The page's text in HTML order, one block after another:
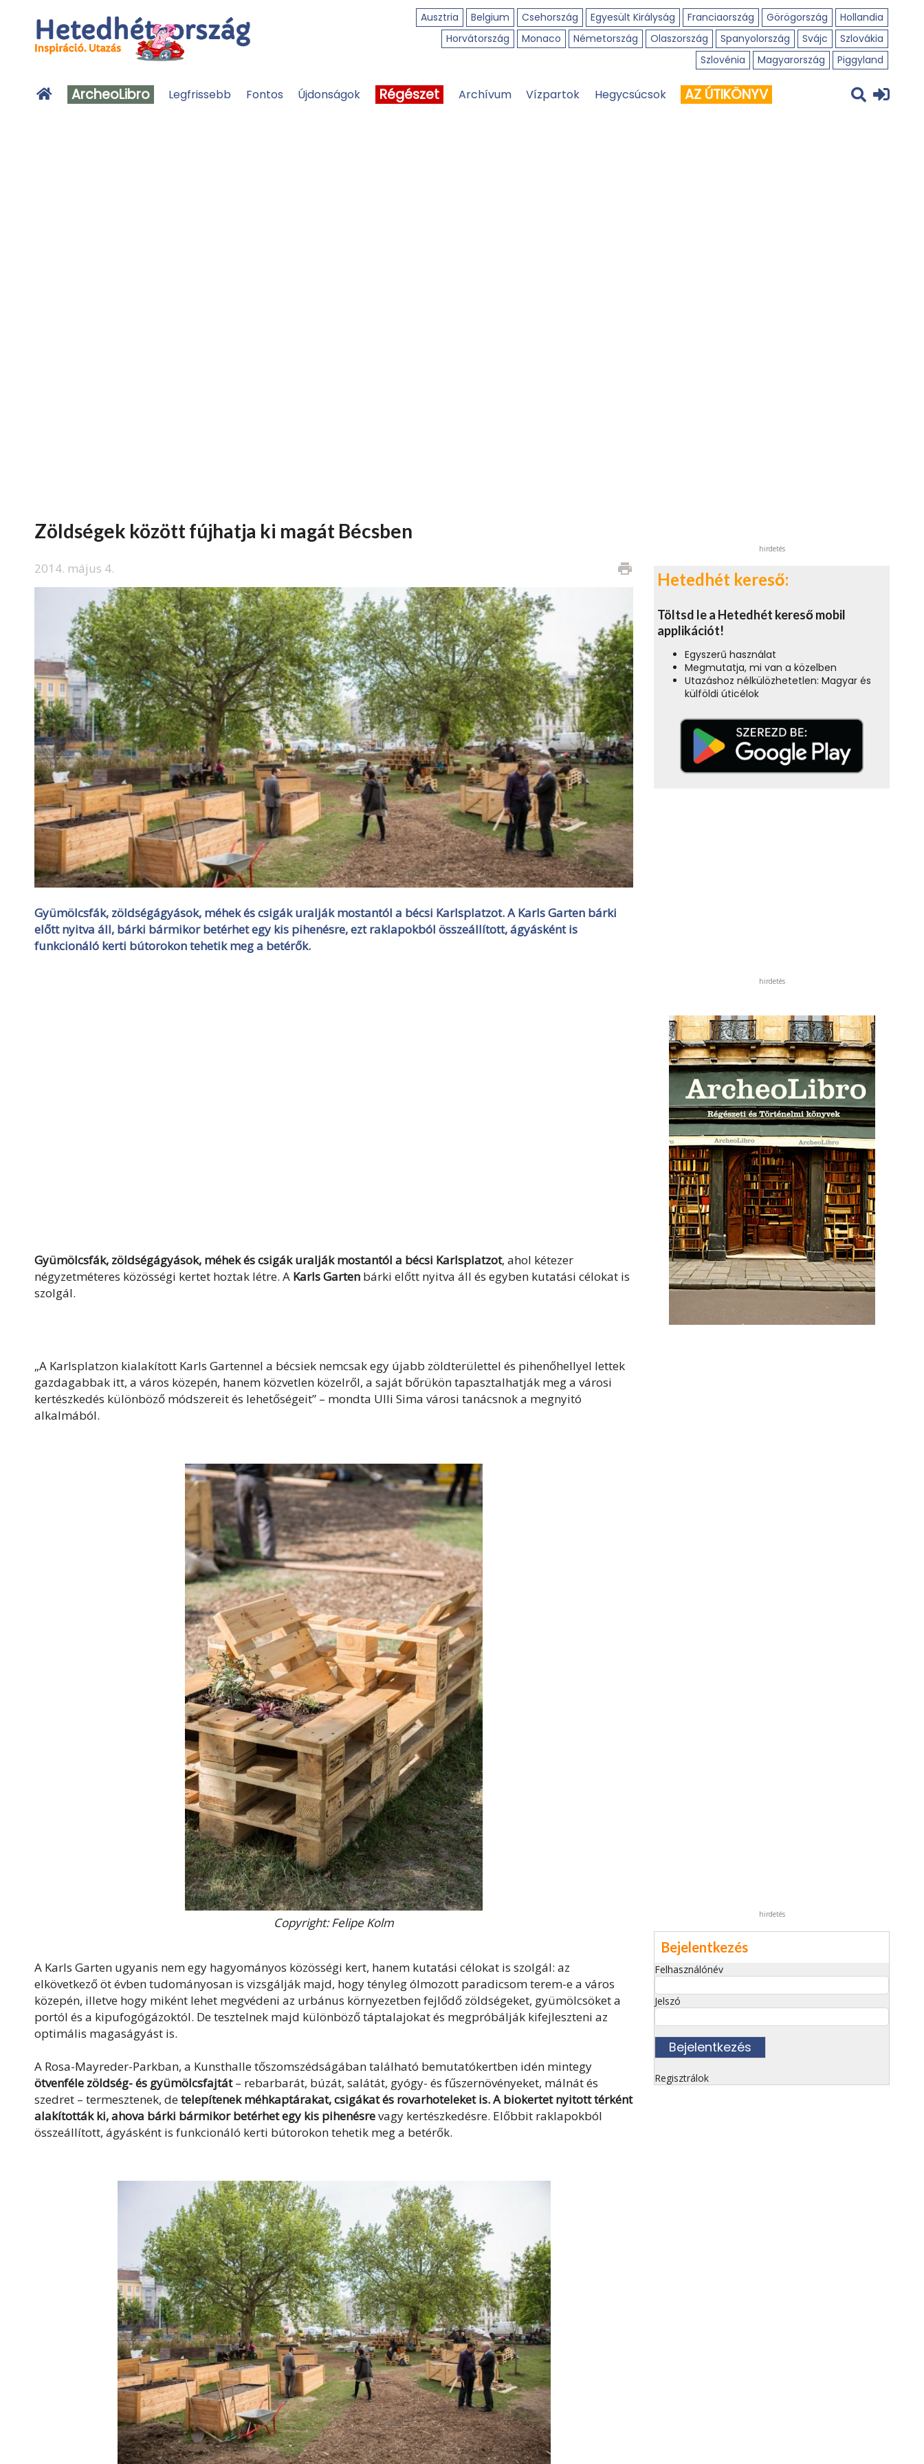
Ausztria Belgium Csehország Egyesült Királyság Franciaország Görögország
Hollandia
Horvátország
Monaco Németország Olaszország Spanyolország Svájc
Szlovákia
Szlovénia
Magyarország Piggyland
ArcheoLibro Legfrissebb Fontos Újdonságok Régészet Archívum Vízpartok Hegycsúcsok AZ ÚTIKÖNYV
Zöldségek között fújhatja ki magát Bécsben
2014. május 4. print
Gyümölcsfák, zöldségágyások, méhek és csigák uralják mostantól a bécsi Karlsplatzot. A Karls Garten bárki
előtt nyitva áll, bárki bármikor betérhet egy kis pihenésre, ezt raklapokból összeállított, ágyásként is
funkcionáló kerti bútorokon tehetik meg a betérők.
Gyümölcsfák, zöldségágyások, méhek és csigák uralják mostantól a bécsi Karlsplatzot, ahol kétezer
négyzetméteres közösségi kertet hoztak létre. A Karls Garten bárki előtt nyitva áll és egyben kutatási célokat is
szolgál.
„A Karlsplatzon kialakított Karls Gartennel a bécsiek nemcsak egy újabb zöldterülettel és pihenőhellyel lettek
gazdagabbak itt, a város közepén, hanem közvetlen közelről, a saját bőrükön tapasztalhatják meg a városi
kertészkedés különböző módszereit és lehetőségeit” – mondta Ulli Sima városi tanácsnok a megnyitó
alkalmából.
Copyright: Felipe Kolm
A Karls Garten ugyanis nem egy hagyományos közösségi kert, hanem kutatási célokat is szolgál: az
elkövetkező öt évben tudományosan is vizsgálják majd, hogy tényleg ólmozott paradicsom terem-e a város
közepén, illetve hogy miként lehet megvédeni az urbánus környezetben fejlődő zöldségeket, gyümölcsöket a
portól és a kipufogógázoktól. De tesztelnek majd különböző táptalajokat és megpróbálják kifejleszteni az
optimális magaságyást is.
A Rosa-Mayreder-Parkban, a Kunsthalle tőszomszédságában található bemutatókertben idén mintegy
ötvenféle zöldség- és gyümölcsfajtát– rebarbarát, búzát, salátát, gyógy- és fűszernövényeket, málnát és
szedret – termesztenek, detelepítenek méhkaptárakat, csigákat és rovarhoteleket is.A biokertet nyitott térként
alakították ki, ahova bárki bármikor betérhet egy kis pihenésrevagy kertészkedésre. Előbbit raklapokból
összeállított, ágyásként is funkcionáló kerti bútorokon tehetik meg a betérők.
hirdetés
Hetedhét kereső:
Töltsd le a Hetedhét kereső mobil
applikációt!
Egyszerű használat
Megmutatja, mi van a közelben
Utazáshoz nélkülözhetetlen: Magyar és
külföldi úticélok
hirdetés
hirdetés
Bejelentkezés
Felhasználónév
Jelszó
Regisztrálok